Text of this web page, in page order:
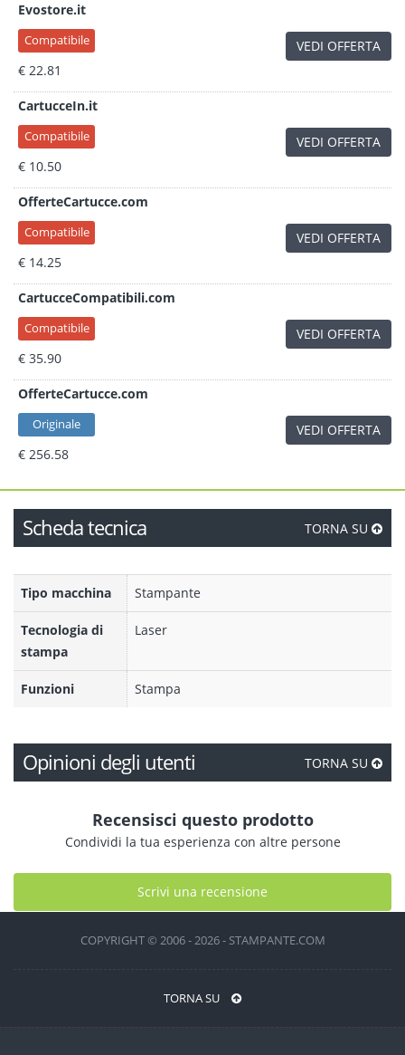
Evostore.it
Compatibile
€ 22.81
VEDI OFFERTA
CartucceIn.it
Compatibile
€ 10.50
VEDI OFFERTA
OfferteCartucce.com
Compatibile
€ 14.25
VEDI OFFERTA
CartucceCompatibili.com
Compatibile
€ 35.90
VEDI OFFERTA
OfferteCartucce.com
Originale
€ 256.58
VEDI OFFERTA
Scheda tecnica TORNA SU
Tipo macchina Stampante
Tecnologia di
stampa
Laser
Funzioni Stampa
Opinioni degli utenti TORNA SU
Recensisci questo prodotto
Condividi la tua esperienza con altre persone
Scrivi una recensione
COPYRIGHT © 2006 - 2026 - STAMPANTE.COM
TORNA SU